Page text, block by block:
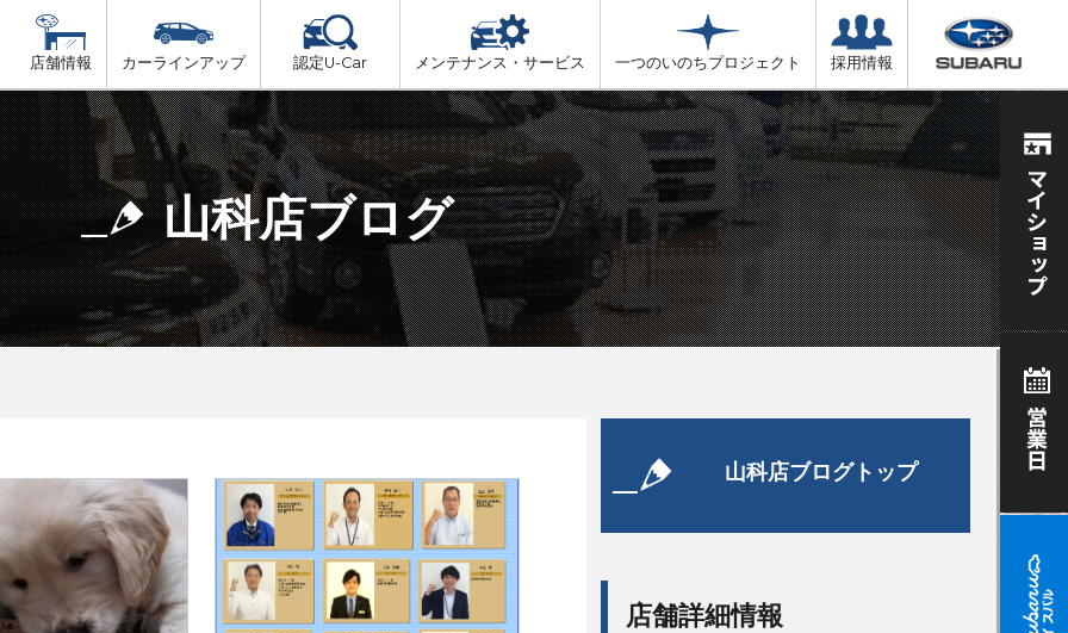
店舗情報
覧 舞鶴・綾部・福知山・丹後
京都・亀岡
山城(中部・南部)
カーラインアップ 認定U-Car メンテナンス・サービス
ス 車検（法定24か月点検）
法定 12ヶ月 点検
6ヶ月ごとの セーフティ チェック
車検 3ヶ月前 無料診断
一つのいのちプロジェクト 採用情報
山科店ブログ
山科店ブログトップ
店舗詳細情報